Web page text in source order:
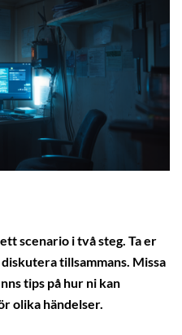
scenario i två steg. Ta er
tillsammans. Missa
tips på hur ni kan
olika händelser.